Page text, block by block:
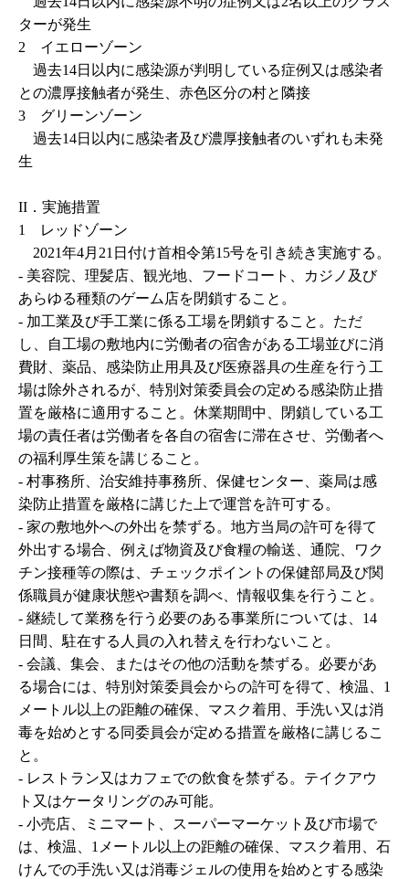
ターが発生
2 イエローゾーン
過去14日以内に感染源が判明している症例又は感染者
との濃厚接触者が発生、赤色区分の村と隣接
3 グリーンゾーン
過去14日以内に感染者及び濃厚接触者のいずれも未発
生
II ．実施措置
1 レッドゾーン
2021年4月 21 日付け首相令第15号を引き続き実施する。
- 美容院、理髪店、観光地、フードコート、カジノ及び
あらゆる種類のゲーム店を閉鎖すること。
- 加工業及び手工業に係る工場を閉鎖すること。ただ
し、自工場の敷地内に労働者の宿舎がある工場並びに消
費財、薬品、感染防止用具及び医療器具の生産を行う工
場は除外されるが、特別対策委員会の定める感染防止措
置を厳格に適用すること。休業期間中、閉鎖している工
場の責任者は労働者を各自の宿舎に滞在させ、労働者へ
の福利厚生策を講じること。
- 村事務所、治安維持事務所、保健センター、薬局は感
染防止措置を厳格に講じた上で運営を許可する。
- 家の敷地外への外出を禁ずる。地方当局の許可を得て
外出する場合、例えば物資及び食糧の輸送、通院、ワク
チン接種等の際は、チェックポイントの保健部局及び関
係職員が健康状態や書類を調べ、情報収集を行うこと。
- 継続して業務を行う必要のある事業所については、14
日間、駐在する人員の入れ替えを行わないこと。
- 会議、集会、またはその他の活動を禁ずる。必要があ
る場合には、特別対策委員会からの許可を得て、検温、1
メートル以上の距離の確保、マスク着用、手洗い又は消
毒を始めとする同委員会が定める措置を厳格に講じるこ
と。
- レストラン又はカフェでの飲食を禁ずる。テイクアウ
ト又はケータリングのみ可能。
- 小売店、ミニマート、スーパーマーケット及び市場で
は、検温、1メートル以上の距離の確保、マスク着用、石
けんでの手洗い又は消毒ジェルの使用を始めとする感染